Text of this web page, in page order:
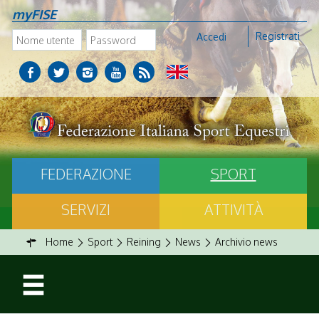
myFISE
Accedi Registrati
FEDERAZIONE
SPORT
SERVIZI
ATTIVITÀ
Home Sport Reining News Archivio news